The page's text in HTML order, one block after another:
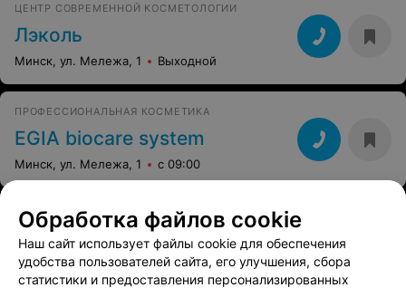
ЦЕНТР СОВРЕМЕННОЙ КОСМЕТОЛОГИИ
Лэколь
Минск, ул. Мележа, 1 Выходной
ПРОФЕССИОНАЛЬНАЯ КОСМЕТИКА
EGIA biocare system
Минск, ул. Мележа, 1 с 09:00
ИНТЕРНЕТ-МАГАЗИН
Beauty Technology
Минск, переулок Верхний, 6-2 с 10:00
Обработка файлов cookie
Наш сайт использует файлы cookie для обеспечения
удобства пользователей сайта, его улучшения, сбора
статистики и предоставления персонализированных